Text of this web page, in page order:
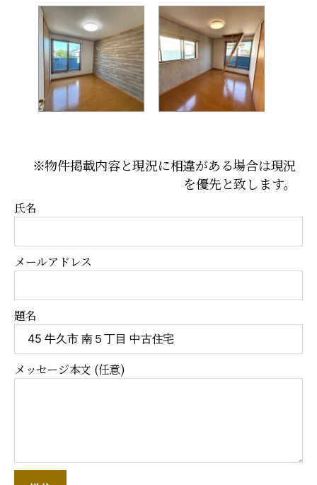
※物件掲載内容と現況に相違がある場合は現況
を優先と致します。
氏名
メールアドレス
題名
メッセージ本文 (任意)